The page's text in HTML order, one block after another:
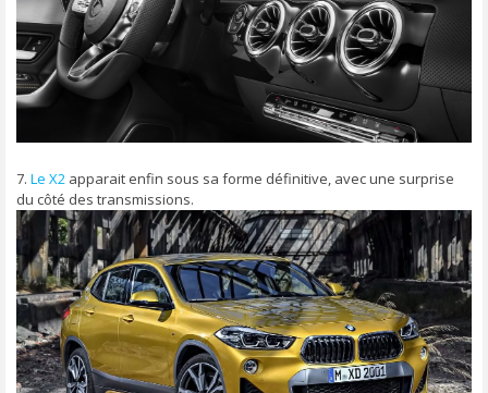
7. Le X2 apparait enfin sous sa forme définitive, avec une surprise
du côté des transmissions.